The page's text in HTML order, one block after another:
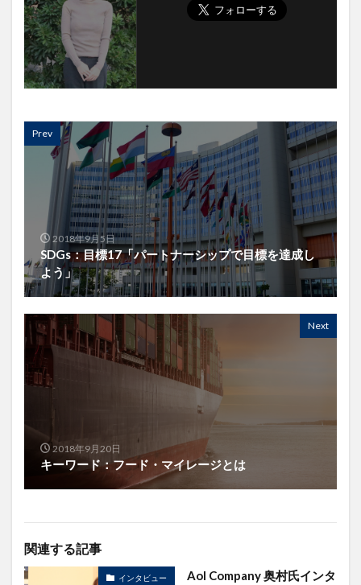
Prev
2018年9月5日
SDGs：目標17「パートナーシップで目標を達成し
よう」
Next
2018年9月20日
キーワード：フード・マイレージとは
関連する記事
インタビュー
AoI Company 奥村氏インタ